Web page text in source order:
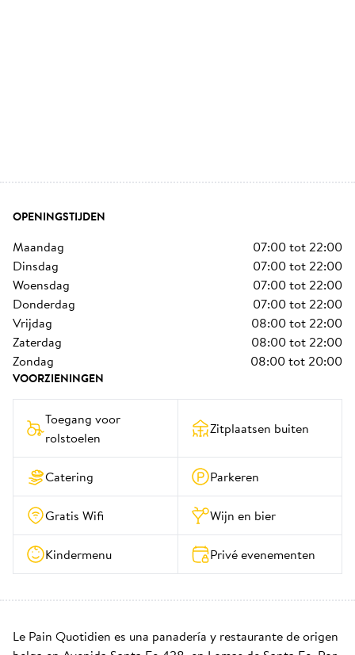
OPENINGSTIJDEN
maandag 07:00tot22:00
dinsdag
07:00tot22:00
woensdag
07:00tot22:00
donderdag
07:00tot22:00
vrijdag
08:00tot22:00
zaterdag
08:00tot22:00
zondag
08:00tot20:00
VOORZIENINGEN
Toegang voor
rolstoelen
Zitplaatsen buiten
Catering Parkeren
Gratis Wifi Wijn en bier
Kindermenu Privé evenementen
Le Pain Quotidien es una panadería y restaurante de origen